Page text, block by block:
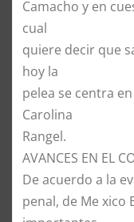
Camacho y en
cual
quiere decir que
hoy la
pelea se centra
Carolina
Rangel.
AVANCES EN EL
De acuerdo a la
penal, de Me xico